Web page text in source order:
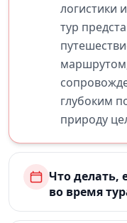
логистики
тур
глубоким
природу
Что делать,
во время